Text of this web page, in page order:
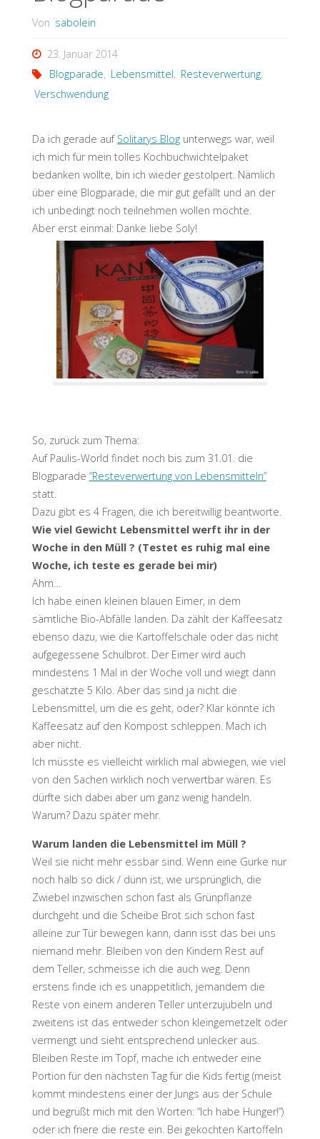
Von sabolein
23. Januar 2014
Blogparade, Lebensmittel, Resteverwertung,
Verschwendung
Da ich gerade auf Solitarys Blogunterwegs war, weil
ich mich für mein tolles Kochbuchwichtelpaket
bedanken wollte, bin ich wieder gestolpert. Nämlich
über eine Blogparade, die mir gut gefällt und an der
ich unbedingt noch teilnehmen wollen möchte.
Aber erst einmal: Danke liebe Soly!
So, zurück zum Thema:
Auf Paulis-World findet noch bis zum 31.01. die
Blogparade “Resteverwertung von Lebensmitteln”
statt.
Dazu gibt es 4 Fragen, die ich bereitwillig beantworte.
Wie viel Gewicht Lebensmittel werft ihr in der
Woche in den Müll ? (Testet es ruhig mal eine
Woche, ich teste es gerade bei mir)
Ähm…
Ich habe einen kleinen blauen Eimer, in dem
sämtliche Bio-Abfälle landen. Da zählt der Kaffeesatz
ebenso dazu, wie die Kartoffelschale oder das nicht
aufgegessene Schulbrot. Der Eimer wird auch
mindestens 1 Mal in der Woche voll und wiegt dann
geschätzte 5 Kilo. Aber das sind ja nicht die
Lebensmittel, um die es geht, oder? Klar könnte ich
Kaffeesatz auf den Kompost schleppen. Mach ich
aber nicht.
Ich müsste es vielleicht wirklich mal abwiegen, wie viel
von den Sachen wirklich noch verwertbar wären. Es
dürfte sich dabei aber um ganz wenig handeln.
Warum? Dazu später mehr.
Warum landen die Lebensmittel im Müll ?
Weil sie nicht mehr essbar sind. Wenn eine Gurke nur
noch halb so dick / dünn ist, wie ursprünglich, die
Zwiebel inzwischen schon fast als Grünpflanze
durchgeht und die Scheibe Brot sich schon fast
alleine zur Tür bewegen kann, dann isst das bei uns
niemand mehr. Bleiben von den Kindern Rest auf
dem Teller, schmeisse ich die auch weg. Denn
erstens finde ich es unappetitlich, jemandem die
Reste von einem anderen Teller unterzujubeln und
zweitens ist das entweder schon kleingemetzelt oder
vermengt und sieht entsprechend unlecker aus.
Bleiben Reste im Topf, mache ich entweder eine
Portion für den nächsten Tag für die Kids fertig (meist
kommt mindestens einer der Jungs aus der Schule
und begrüßt mich mit den Worten: “Ich habe Hunger!”)
oder ich friere die reste ein. Bei gekochten Kartoffeln